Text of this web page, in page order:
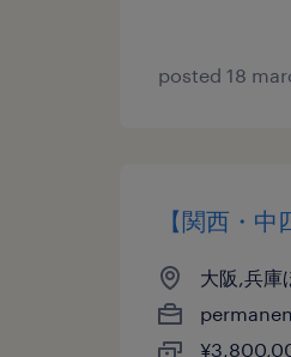
posted 18
【関西・
大阪,兵庫